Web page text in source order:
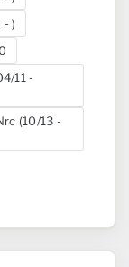
)
11 -
(10/13 -